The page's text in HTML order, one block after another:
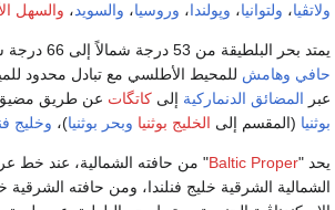
ولاتڤيا، ولتوانيا، وپولندا، وروسيا، والسويد، والسهل
يمتد بحر البلطيقة من 53 درجة شمالاً إلى 66 درجة شمالاً ومن 10 درجات شرقاً إلى 30 درجة شرقاً. وهو
حافي وهامش للمحيط الأطلسي مع تبادل محدود
عبر المضائق الدنماركية إلى كاتگات عن طريق
بوثنيا (المقسم إلى الخليج بوثنيا وبحر بوثنيا)، وخليج
يحد "Baltic Proper" من حافته الشمالية، عند خط عرض 60 درجة
الشمالية الشرقية خليج فنلندا، ومن حافته